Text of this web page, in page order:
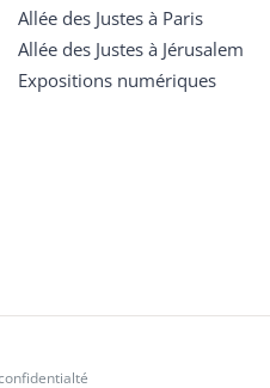
Allée des Justes à Paris
Allée des Justes à Jérusalem
Expositions numériques